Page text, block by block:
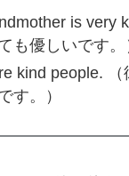
is very
も優しいです。
kind people. （
す。）